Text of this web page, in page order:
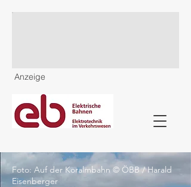
Anzeige
Foto: Auf der Koralmbahn © ÖBB / Harald
Eisenberger